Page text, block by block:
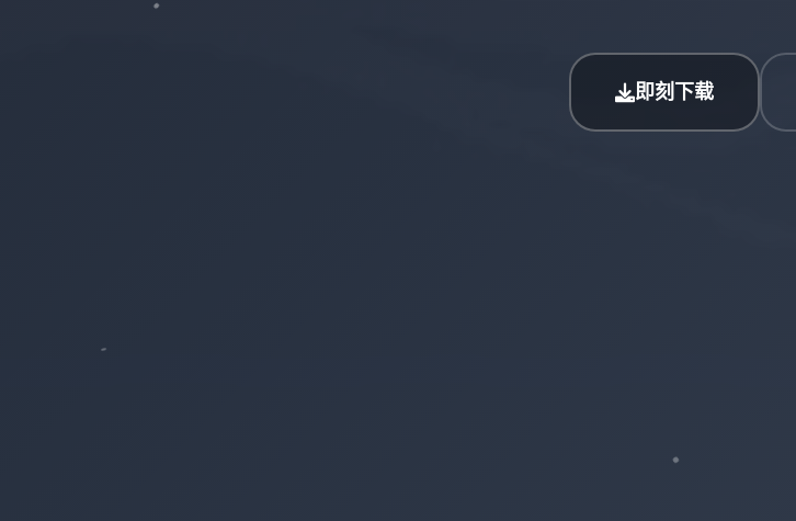
即刻下载